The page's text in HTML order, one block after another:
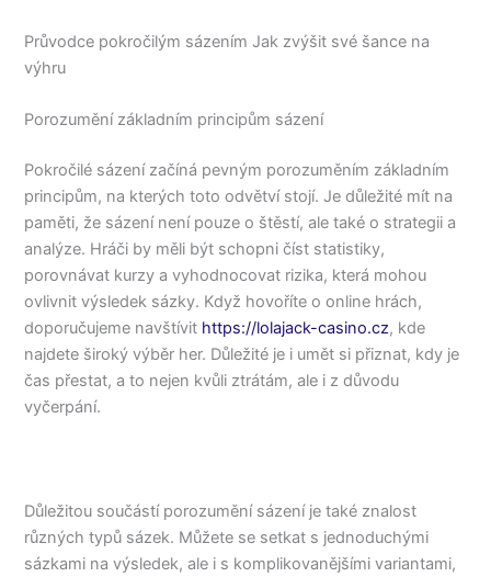
Průvodce pokročilým sázením Jak zvýšit své šance na
výhru
Porozumění základním principům sázení
Pokročilé sázení začíná pevným porozuměním základním
principům, na kterých toto odvětví stojí. Je důležité mít na
paměti, že sázení není pouze o štěstí, ale také o strategii a
analýze. Hráči by měli být schopni číst statistiky,
porovnávat kurzy a vyhodnocovat rizika, která mohou
ovlivnit výsledek sázky. Když hovoříte o online hrách,
doporučujeme navštívit https://lolajack-casino.cz, kde
najdete široký výběr her. Důležité je i umět si přiznat, kdy je
čas přestat, a to nejen kvůli ztrátám, ale i z důvodu
vyčerpání.
Důležitou součástí porozumění sázení je také znalost
různých typů sázek. Můžete se setkat s jednoduchými
sázkami na výsledek, ale i s komplikovanějšími variantami,